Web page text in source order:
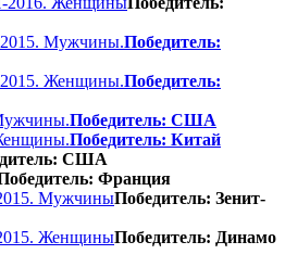
Мужчины.Победитель:
Женщины.Победитель:
Победитель: США
Победитель: Китай
США
Франция
МужчиныПобедитель: Зенит-
ЖенщиныПобедитель: Динамо